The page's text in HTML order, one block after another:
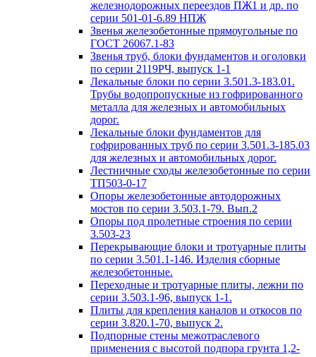
железнодорожных переездов ПЖ1 и др. по
серии 501-01-6.89 НПЖ
Звенья железобетонные прямоугольные по
ГОСТ 26067.1-83
Звенья труб, блоки фундаментов и оголовки
по серии 2119РЧ, выпуск 1-1
Лекальные блоки по серии 3.501.3-183.01.
Трубы водопропускные из гофрированного
металла для железных и автомобильных
дорог.
Лекальные блоки фундаментов для
гофрированных труб по серии 3.501.3-185.03
для железных и автомобильных дорог.
Лестничные сходы железобетонные по серии
ТП503-0-17
Опоры железобетонные автодорожных
мостов по серии 3.503.1-79. Вып.2
Опоры под пролетные строения по серии
3.503-23
Перекрывающие блоки и тротуарные плиты
по серии 3.501.1-146. Изделия сборные
железобетонные.
Переходные и тротуарные плиты, лежни по
серии 3.503.1-96, выпуск 1-1.
Плиты для крепления каналов и откосов по
серии 3.820.1-70, выпуск 2.
Подпорные стены межотраслевого
применения с высотой подпора грунта 1,2-